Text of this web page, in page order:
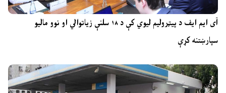
آی ایم ایف د پیټرولیم لیوي کې د ۱۸ سلنې زیاتوالي او نوو مالیو
سپارښتنه کړې